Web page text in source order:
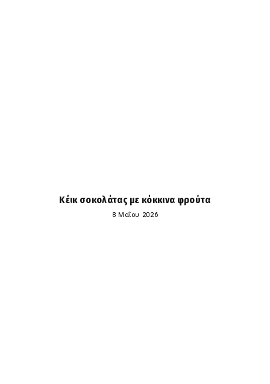
Κέικ σοκολάτας με κόκκινα φρούτα
8 Μαΐου 2026